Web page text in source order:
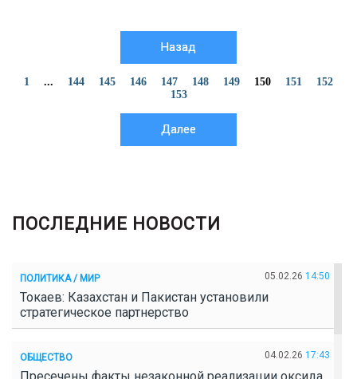
Назад
1 ... 144 145 146 147 148 149 150 151
152
153
Далее
ПОСЛЕДНИЕ НОВОСТИ
ПОЛИТИКА / МИР 05.02.26 14:50
Токаев: Казахстан и Пакистан установили
стратегическое партнерство
ОБЩЕСТВО 04.02.26 17:43